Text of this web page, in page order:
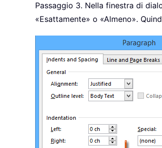
Passaggio 3. Nella finestra di
«Esattamente» o «Almeno».